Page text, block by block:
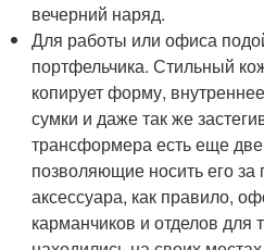
вечерний наряд.
Для работы или офиса
портфельчика. Стильный
копирует форму,
сумки и даже так же
трансформера есть еще
позволяющие носить его за
аксессуара, как правило,
карманчиков и отделов для